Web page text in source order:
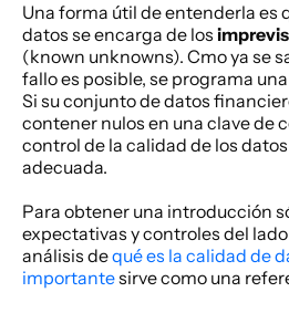
Una forma útil de entenderla es
datos se encarga de los
(known unknowns). Cmo ya se
fallo es posible, se programa
Si su conjunto de datos
contener nulos en una clave de
control de la calidad de los
adecuada.
Para obtener una introducción
expectativas y controles del
análisis de qué es la calidad de
importante sirve como una